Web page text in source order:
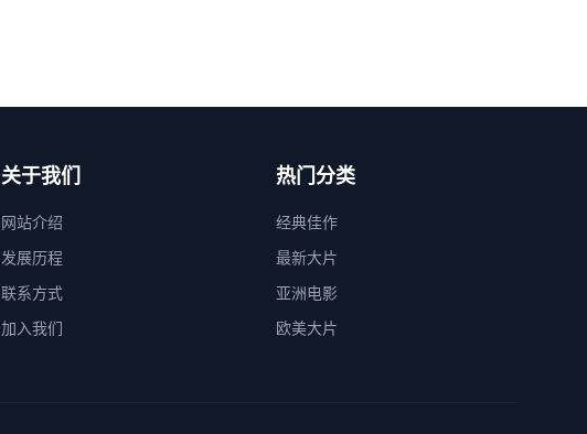
关于我们
网站介绍
发展历程
联系方式
加入我们
热门分类
经典佳作
最新大片
亚洲电影
欧美大片